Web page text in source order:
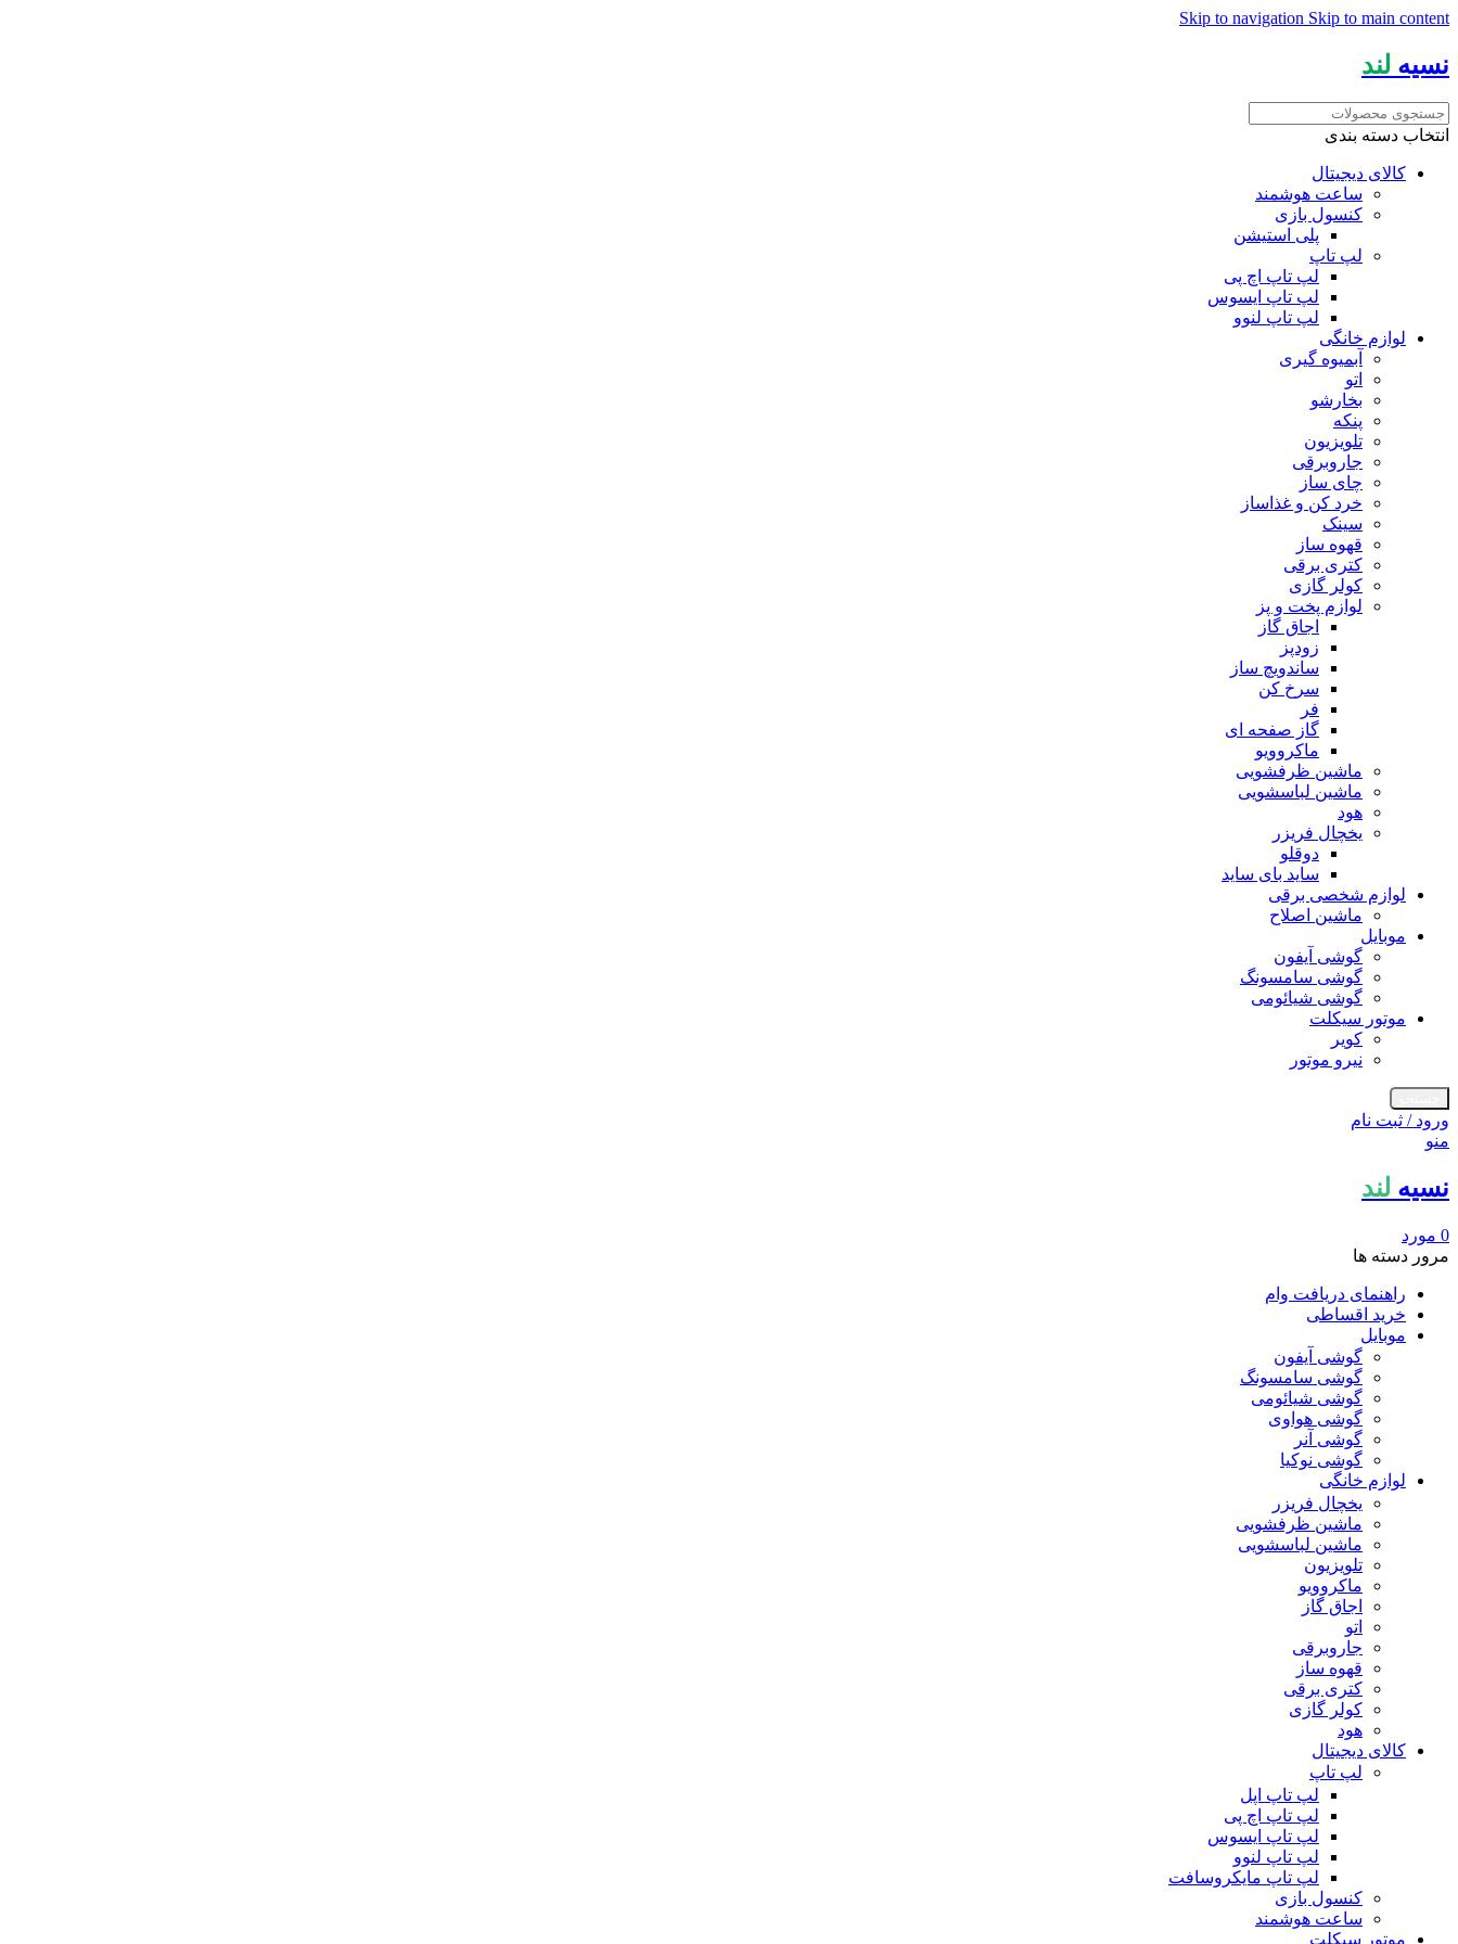
Skip to navigation Skip to main content
نسیه لند
انتخاب دسته بندی
کالای دیجیتال
ساعت هوشمند
کنسول بازی
پلی استیشن
لپ تاپ
لپ تاپ اچ پی
لپ تاپ ایسوس
لپ تاپ لنوو
لوازم خانگی
آبمیوه گیری
اتو
بخارشو
پنکه
تلویزیون
جاروبرقی
چای ساز
خرد کن و غذاساز
سینک
قهوه ساز
کتری برقی
کولر گازی
لوازم پخت و پز
اجاق گاز
زودپز
ساندویچ ساز
سرخ کن
فر
گاز صفحه ای
ماکروویو
ماشین ظرفشویی
ماشین لباسشویی
هود
یخچال فریزر
دوقلو
ساید بای ساید
لوازم شخصی برقی
ماشین اصلاح
موبایل
گوشی آیفون
گوشی سامسونگ
گوشی شیائومی
موتور سیکلت
کویر
نیرو موتور
ورود / ثبت نام
منو
نسیه لند
0 مورد
مرور دسته ها
راهنمای دریافت وام
خرید اقساطی
موبایل
گوشی آیفون
گوشی سامسونگ
گوشی شیائومی
گوشی هواوی
گوشی آنر
گوشی نوکیا
لوازم خانگی
یخچال فریزر
ماشین ظرفشویی
ماشین لباسشویی
تلویزیون
ماکروویو
اجاق گاز
اتو
جاروبرقی
قهوه ساز
کتری برقی
کولر گازی
هود
کالای دیجیتال
لپ تاپ
لپ تاپ اپل
لپ تاپ اچ پی
لپ تاپ ایسوس
لپ تاپ لنوو
لپ تاپ مایکروسافت
کنسول بازی
ساعت هوشمند
موتور سیکلت